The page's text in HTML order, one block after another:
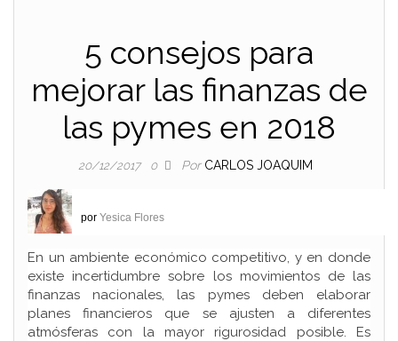
5 consejos para
mejorar las finanzas de
las pymes en 2018
20/12/2017 0 Por CARLOS JOAQUIM
por Yesica Flores
En un ambiente económico competitivo, y en donde
existe incertidumbre sobre los movimientos de las
finanzas nacionales, las pymes deben elaborar
planes financieros que se ajusten a diferentes
atmósferas con la mayor rigurosidad posible. Es